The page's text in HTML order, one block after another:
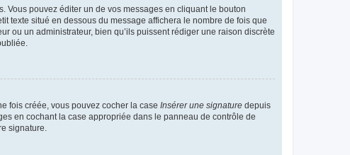
Vous pouvez éditer un de vos messages en cliquant le bouton
texte situé en dessous du message affichera le nombre de fois que
ou un administrateur, bien qu’ils puissent rédiger une raison discrète
fois créée, vous pouvez cocher la case Insérer une signature depuis
en cochant la case appropriée dans le panneau de contrôle de
signature.